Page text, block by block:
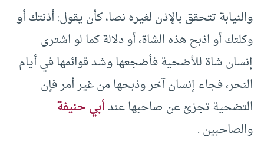
والنيابة تتحقق بالإذن لغيره نصا، كأن يقول: أذنتك أو
وكلتك أو اذبح هذه الشاة، أو دلالة كما لو اشترى
إنسان شاة للأضحية فأضجعها وشد قوائمها في أيام
النحر، فجاء إنسان آخر وذبحها من غير أمر فإن
التضحية تجزئ عن صاحبها عندأبي حنيفة
والصاحبين .